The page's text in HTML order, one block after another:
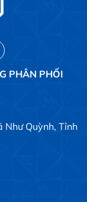
PHÂN PHỐI
Như Quỳnh, Tỉnh